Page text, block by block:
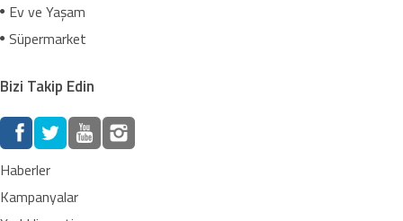
Ev ve Yaşam
Süpermarket
Bizi Takip Edin
Haberler
Kampanyalar